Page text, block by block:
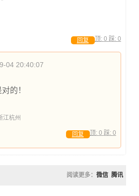
顶: 0 踩: 0
回复
04 20:40:07
的！
江杭州
顶: 0 踩: 0
回复
阅读更多： 微信 腾讯